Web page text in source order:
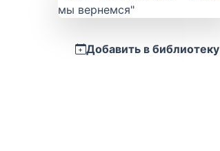
Добавить в библиотеку